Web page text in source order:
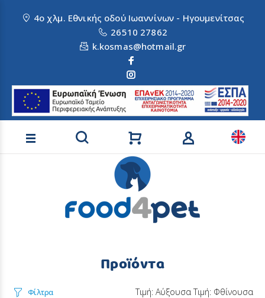
4ο χλμ. Εθνικής οδού Ιωαννίνων - Ηγουμενίτσας
26510 27862
k.kosmas@hotmail.gr
Αναζήτηση προϊόντων
Προϊόντα
Φίλτρα Τιμή: Αύξουσα Τιμή: Φθίνουσα